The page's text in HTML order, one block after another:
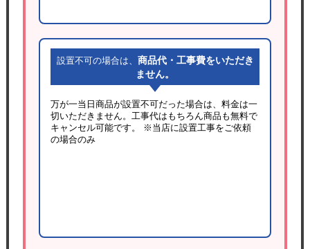
設置不可の場合は、 商品代・工事費をいただき
ません。
万が一当日商品が設置不可だった場合は、料金は一
切いただきません。工事代はもちろん商品も無料で
キャンセル可能です。
※当店に設置工事をご依頼
の場合のみ